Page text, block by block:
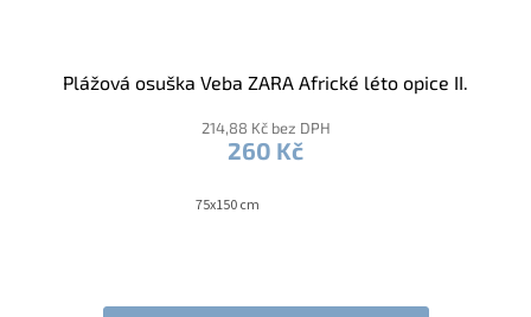
Plážová osuška Veba ZARA Africké léto opice II.
214,88 Kč bez DPH
260 Kč
75x150 cm